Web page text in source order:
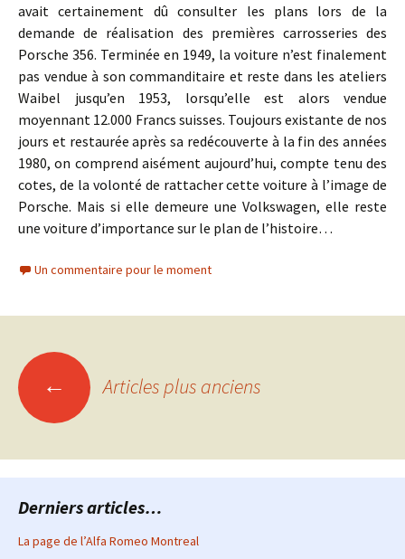
avait certainement dû consulter les plans lors de la
demande de réalisation des premières carrosseries des
Porsche 356. Terminée en 1949, la voiture n’est finalement
pas vendue à son commanditaire et reste dans les ateliers
Waibel jusqu’en 1953, lorsqu’elle est alors vendue
moyennant 12.000 Francs suisses. Toujours existante de nos
jours et restaurée après sa redécouverte à la fin des années
1980, on comprend aisément aujourd’hui, compte tenu des
cotes, de la volonté de rattacher cette voiture à l’image de
Porsche. Mais si elle demeure une Volkswagen, elle reste
une voiture d’importance sur le plan de l’histoire…
Un commentaire pour le moment
Navigation
des
articles
← Articles plus anciens
Derniers articles…
La page de l’Alfa Romeo Montreal